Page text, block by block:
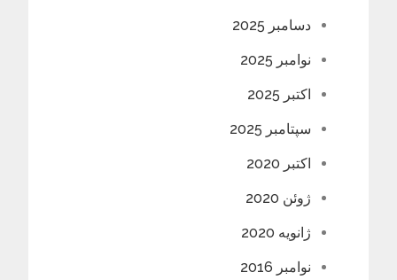
دسامبر 2025
نوامبر 2025
اکتبر 2025
سپتامبر 2025
اکتبر 2020
ژوئن 2020
ژانویه 2020
نوامبر 2016